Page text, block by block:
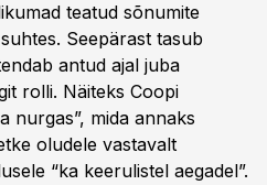
teatud sõnumite
Seepärast tasub
antud ajal juba
rolli. Näiteks Coopi
nurgas”, mida annaks
oludele vastavalt
“ka keerulistel aegadel”.